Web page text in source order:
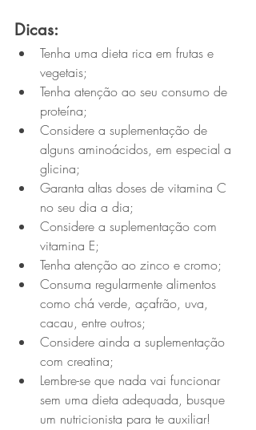
Dicas:
Tenha uma dieta rica em frutas e
vegetais;
Tenha atenção ao seu consumo de
proteína;
Considere a suplementação de
alguns aminoácidos, em especial a
glicina;
Garanta altas doses de vitamina C
no seu dia a dia;
Considere a suplementação com
vitamina E;
Tenha atenção ao zinco e cromo;
Consuma regularmente alimentos
como chá verde, açafrão, uva,
cacau, entre outros;
Considere ainda a suplementação
com creatina;
Lembre-se que nada vai funcionar
sem uma dieta adequada, busque
um nutricionista para te auxiliar!